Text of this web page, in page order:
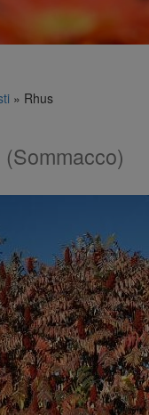
» Rhus
(Sommacco)